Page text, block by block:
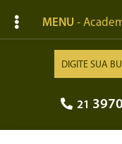
MENU -
21